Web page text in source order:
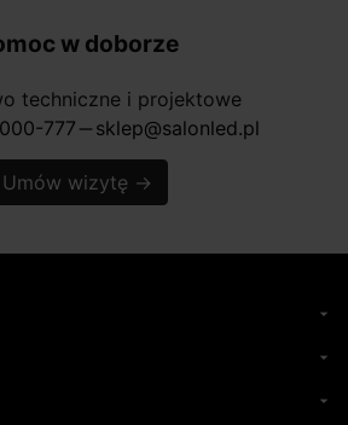
w doborze
techniczne i projektowe
777 horizontal_rule sklep@salonled.pl
Umów wizytę →
arrow_drop_down
arrow_drop_down
arrow_drop_down